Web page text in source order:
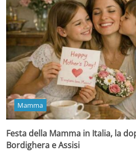
Mamma
Festa della Mamma in Italia, la
Bordighera e Assisi